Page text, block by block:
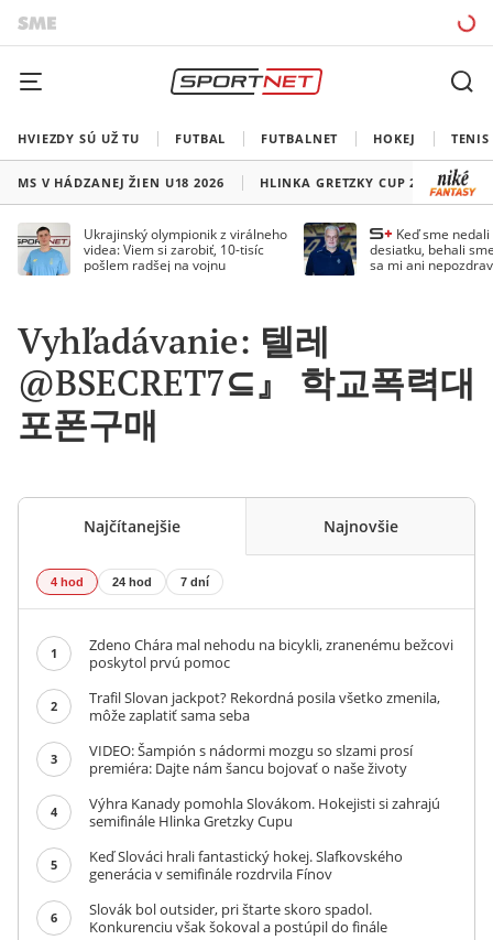
HVIEZDY SÚ UŽ TU FUTBAL FUTBALNET HOKEJ TENIS
MS V HÁDZANEJ ŽIEN U18 2026 HLINKA GRETZKY CUP 2026
Ukrajinský olympionik z virálneho
videa: Viem si zarobiť, 10-tisíc
pošlem radšej na vojnu
Keď sme
desiatku, behali
sa mi ani
Vyhľadávanie: 텔레
@BSECRET7⊆』 학교폭력대
포폰구매
Najčítanejšie Najnovšie
4 hod 24 hod 7 dní
1
Zdeno Chára mal nehodu na bicykli, zranenému bežcovi
poskytol prvú pomoc
2
Trafil Slovan jackpot? Rekordná posila všetko zmenila,
môže zaplatiť sama seba
3
VIDEO: Šampión s nádormi mozgu so slzami prosí
premiéra: Dajte nám šancu bojovať o naše životy
4
Výhra Kanady pomohla Slovákom. Hokejisti si zahrajú
semifinále Hlinka Gretzky Cupu
5
Keď Slováci hrali fantastický hokej. Slafkovského
generácia v semifinále rozdrvila Fínov
6
Slovák bol outsider, pri štarte skoro spadol.
Konkurenciu však šokoval a postúpil do finále